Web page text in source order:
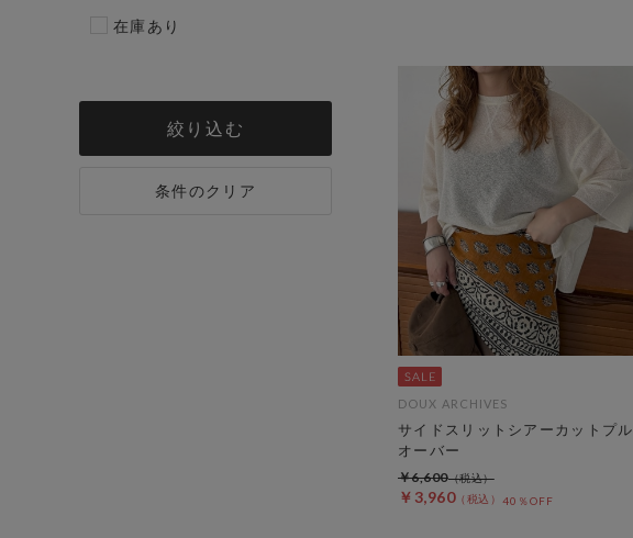
在庫あり
絞り込む
条件のクリア
DOUX ARCHIVES
サイドスリットシアーカットプル
オーバー
￥3,960 40％OFF
￥6,600